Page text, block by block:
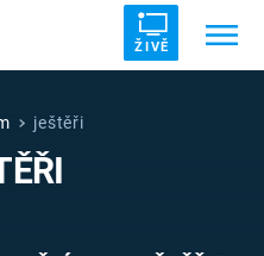
ŽIVĚ
SVĚTOVÁ VÁLKA
ještěři